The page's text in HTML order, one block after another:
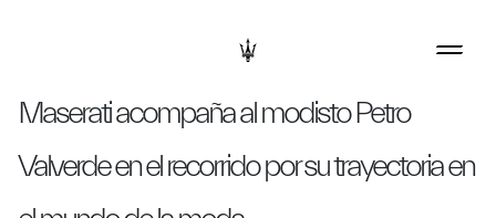
Maserati acompaña al modisto Petro
Valverde en el recorrido por su trayectoria en